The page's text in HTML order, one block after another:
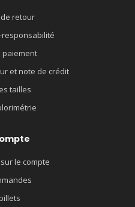
retour
responsabilité
paiement
et note de crédit
tailles
le compte